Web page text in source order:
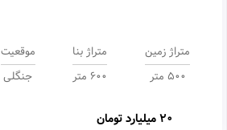
متراژ زمین
500 متر
متراژ بنا
600 متر
موقعیت
جنگلی
20 میلیارد تومان